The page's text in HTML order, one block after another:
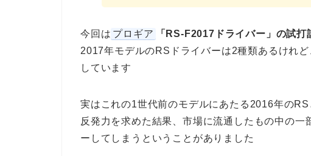
今回は プロギア 「RS-F2017ドライバー」の試打
2017年モデルのRSドライバーは2種類あるけれ
しています
実はこれの1世代前のモデルにあたる2016年の
反発力を求めた結果、市場に流通したもの中の
ーしてしまうということがありました